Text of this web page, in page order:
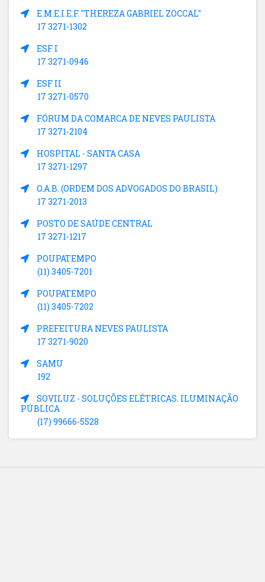
E.M.E.I.E.F. "THEREZA GABRIEL ZOCCAL"
17 3271-1302
ESF I
17 3271-0946
ESF II
17 3271-0570
FÓRUM DA COMARCA DE NEVES PAULISTA
17 3271-2104
HOSPITAL - SANTA CASA
17 3271-1297
O.A.B. (ORDEM DOS ADVOGADOS DO BRASIL)
17 3271-2013
POSTO DE SAÚDE CENTRAL
17 3271-1217
POUPATEMPO
(11) 3405-7201
POUPATEMPO
(11) 3405-7202
PREFEITURA NEVES PAULISTA
17 3271-9020
SAMU
192
SOVILUZ - SOLUÇÕES ELÉTRICAS. ILUMINAÇÃO
PÚBLICA
(17) 99666-5528